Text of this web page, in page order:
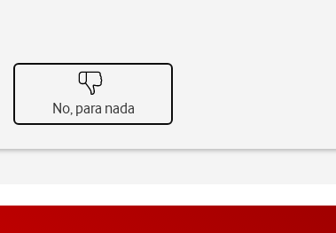
No, para nada